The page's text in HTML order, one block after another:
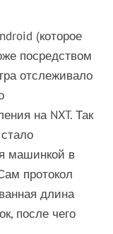
(которое
посредством
отслеживало
на NXT. Так
машинкой в
протокол
длина
после чего